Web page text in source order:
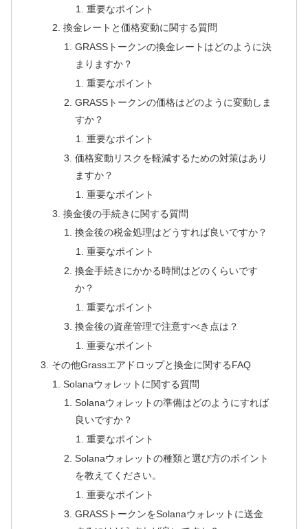
重要なポイント
換金レートと価格変動に関する質問
GRASSトークンの換金レートはどのように決
まりますか？
重要なポイント
GRASSトークンの価格はどのように変動しま
すか？
重要なポイント
価格変動リスクを軽減するための対策はあり
ますか？
重要なポイント
換金後の手続きに関する質問
換金後の税金処理はどうすれば良いですか？
重要なポイント
換金手続きにかかる時間はどのくらいです
か？
重要なポイント
換金後の資産管理で注意すべき点は？
重要なポイント
その他Grassエアドロップと換金に関するFAQ
Solanaウォレットに関する質問
Solanaウォレットの準備はどのようにすれば
良いですか？
重要なポイント
Solanaウォレットの種類と選び方のポイント
を教えてください。
重要なポイント
GRASSトークンをSolanaウォレットに送金